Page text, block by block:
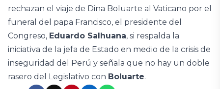
rechazan el viaje de Dina Boluarte al Vaticano por el
funeral del papa Francisco, el presidente del
Congreso, Eduardo Salhuana, si respalda la
iniciativa de la jefa de Estado en medio de la crisis de
inseguridad del Perú y señala que no hay un doble
rasero del Legislativo con Boluarte.